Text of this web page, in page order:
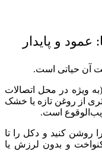
آن حیاتی است.
ویژه در محل اتصالات
از روغن تازه یا خشک
است.
روشن کنید و دکل را تا
یکنواخت و بدون لرزش یا